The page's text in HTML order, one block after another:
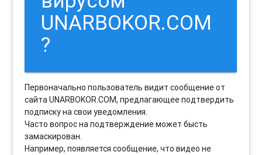
UNARBOKOR.COM
?
Первоначально пользователь видит сообщение от
сайта UNARBOKOR.COM, предлагающее подтвердить
подписку на свои уведомления.
Часто вопрос на подтверждение может бысть
замаскирован.
Например, появляется сообщение, что видео не